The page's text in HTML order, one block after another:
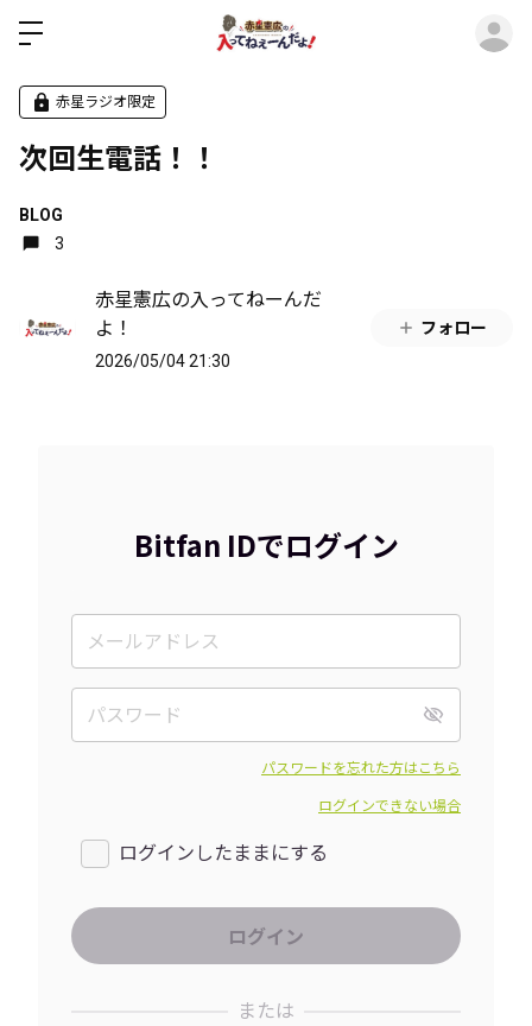
赤星ラジオ限定
次回生電話！！
BLOG
3
赤星憲広の入ってねーんだ
よ！
2026/05/04 21:30
フォロー
Bitfan IDでログイン
パスワードを忘れた方はこちら
ログインできない場合
ログインしたままにする
または